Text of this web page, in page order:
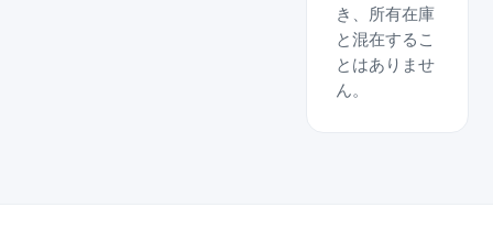
き、所有在庫
と混在するこ
とはありませ
ん。